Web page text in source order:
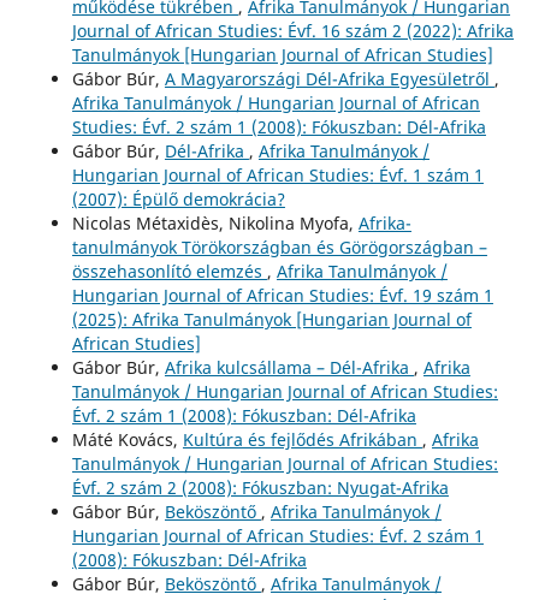
működése tükrében , Afrika Tanulmányok / Hungarian
Journal of African Studies: Évf. 16 szám 2 (2022): Afrika
Tanulmányok [Hungarian Journal of African Studies]
Gábor Búr, A Magyarországi Dél-Afrika Egyesületről ,
Afrika Tanulmányok / Hungarian Journal of African
Studies: Évf. 2 szám 1 (2008): Fókuszban: Dél-Afrika
Gábor Búr, Dél-Afrika , Afrika Tanulmányok /
Hungarian Journal of African Studies: Évf. 1 szám 1
(2007): Épülő demokrácia?
Nicolas Métaxidès, Nikolina Myofa, Afrika-
tanulmányok Törökországban és Görögországban –
összehasonlító elemzés , Afrika Tanulmányok /
Hungarian Journal of African Studies: Évf. 19 szám 1
(2025): Afrika Tanulmányok [Hungarian Journal of
African Studies]
Gábor Búr, Afrika kulcsállama – Dél-Afrika , Afrika
Tanulmányok / Hungarian Journal of African Studies:
Évf. 2 szám 1 (2008): Fókuszban: Dél-Afrika
Máté Kovács, Kultúra és fejlődés Afrikában , Afrika
Tanulmányok / Hungarian Journal of African Studies:
Évf. 2 szám 2 (2008): Fókuszban: Nyugat-Afrika
Gábor Búr, Beköszöntő , Afrika Tanulmányok /
Hungarian Journal of African Studies: Évf. 2 szám 1
(2008): Fókuszban: Dél-Afrika
Gábor Búr, Beköszöntő , Afrika Tanulmányok /